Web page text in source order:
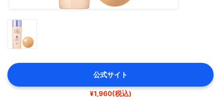
公式サイト
¥1,960(税込)